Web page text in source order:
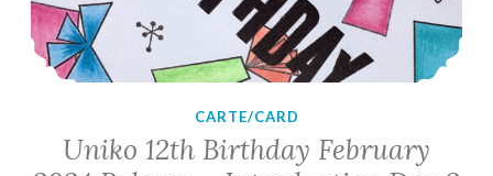
CARTE/CARD
Uniko 12th Birthday February